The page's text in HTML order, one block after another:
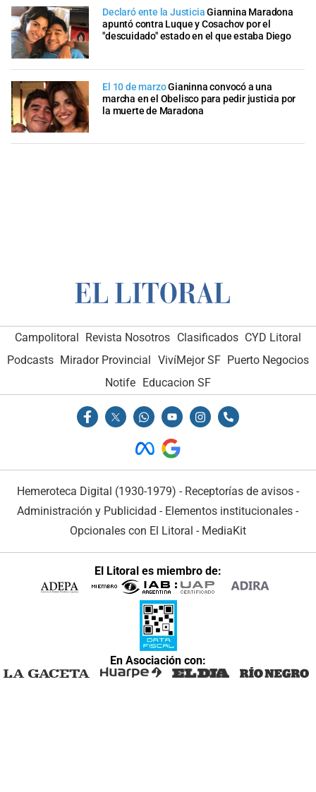
Declaró ente la JusticiaGiannina Maradona
apuntó contra Luque y Cosachov por el
"descuidado" estado en el que estaba Diego
El 10 de marzoGianinna convocó a una
marcha en el Obelisco para pedir justicia por
la muerte de Maradona
Campolitoral Revista Nosotros Clasificados CYD Litoral
Podcasts Mirador Provincial VivíMejor SF Puerto Negocios
Notife Educacion SF
Hemeroteca Digital (1930-1979) - Receptorías de avisos -
Administración y Publicidad - Elementos institucionales -
Opcionales con El Litoral - MediaKit
El Litoral es miembro de:
En Asociación con: